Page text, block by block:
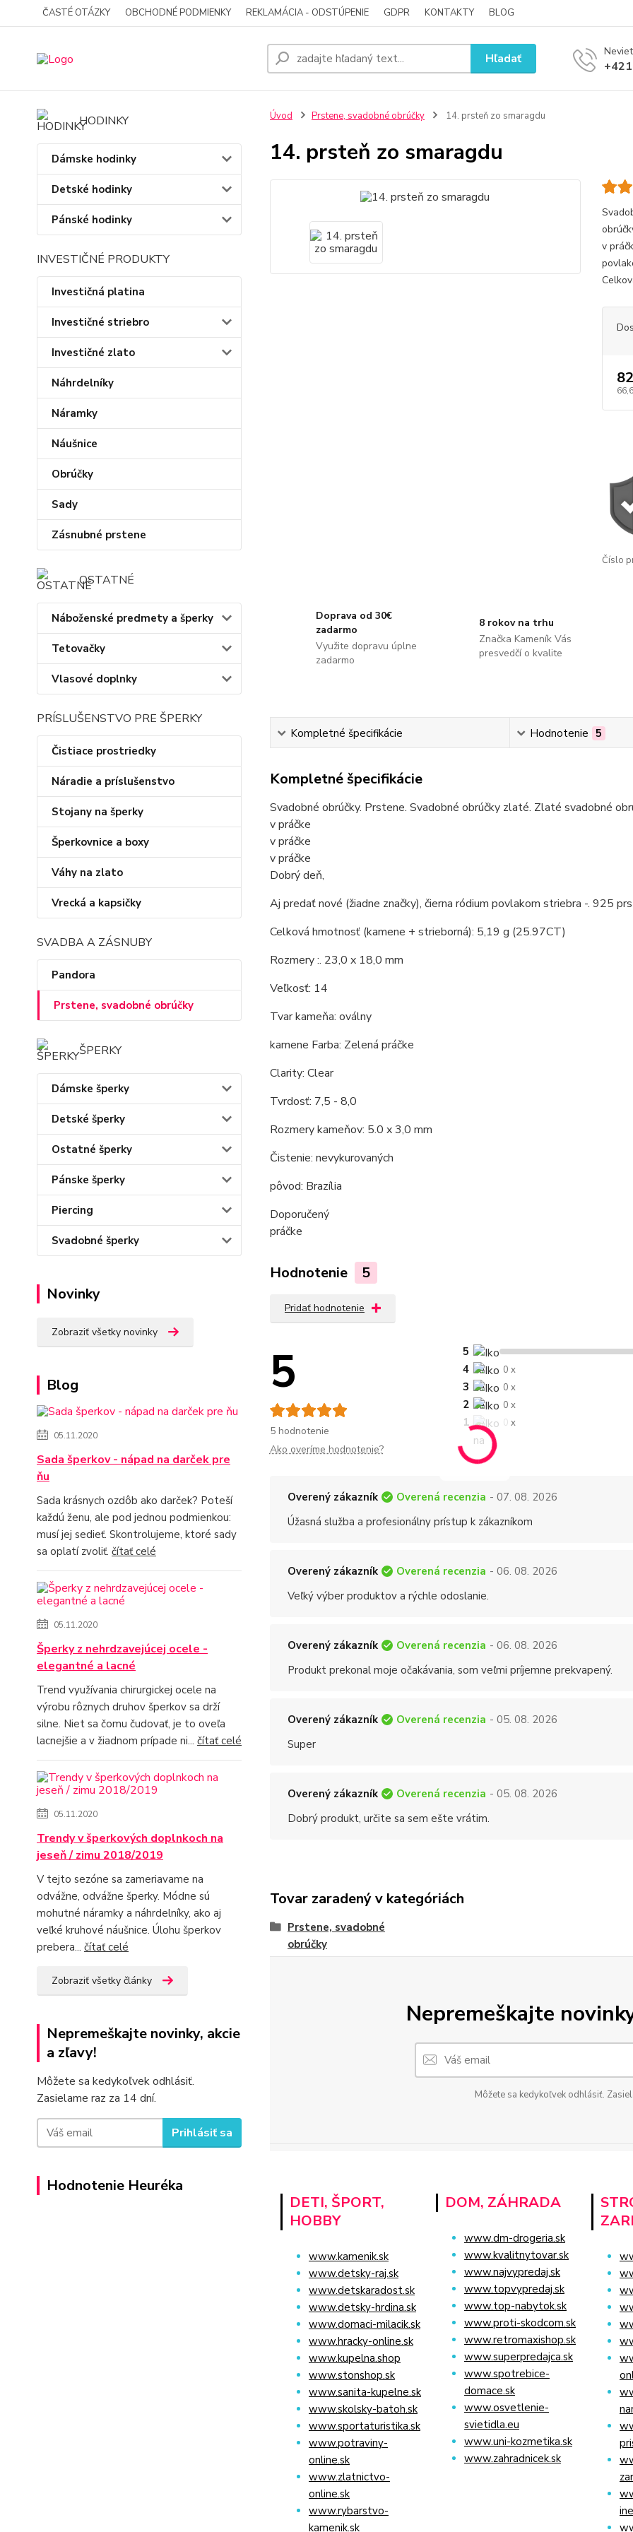
ČASTÉ OTÁZKY OBCHODNÉ PODMIENKY REKLAMÁCIA - ODSTÚPENIE GDPR KONTAKTY BLOG
Hľadať
HODINKY
Dámske hodinky
Detské hodinky
Pánské hodinky
INVESTIČNÉ PRODUKTY
Investičná platina
Investičné striebro
Investičné zlato
Náhrdelníky
Náramky
Náušnice
Obrúčky
Sady
Zásnubné prstene
OSTATNÉ
Náboženské predmety a šperky
Tetovačky
Vlasové doplnky
PRÍSLUŠENSTVO PRE ŠPERKY
Čistiace prostriedky
Náradie a príslušenstvo
Stojany na šperky
Šperkovnice a boxy
Váhy na zlato
Vrecká a kapsičky
SVADBA A ZÁSNUBY
Pandora
Prstene, svadobné obrúčky
ŠPERKY
Dámske šperky
Detské šperky
Ostatné šperky
Pánske šperky
Piercing
Svadobné šperky
Novinky
Zobraziť všetky novinky
Blog
05.11.2020
Sada šperkov - nápad na darček pre
ňu
Sada krásnych ozdôb ako darček? Poteší
každú ženu, ale pod jednou podmienkou:
musí jej sedieť. Skontrolujeme, ktoré sady
sa oplatí zvoliť. čítať celé
05.11.2020
Šperky z nehrdzavejúcej ocele -
elegantné a lacné
Trend využívania chirurgickej ocele na
výrobu rôznych druhov šperkov sa drží
silne. Niet sa čomu čudovať, je to oveľa
lacnejšie a v žiadnom prípade ni... čítať celé
05.11.2020
Trendy v šperkových doplnkoch na
jeseň / zimu 2018/2019
V tejto sezóne sa zameriavame na
odvážne, odvážne šperky. Módne sú
mohutné náramky a náhrdelníky, ako aj
veľké kruhové náušnice. Úlohu šperkov
prebera... čítať celé
Zobraziť všetky články
Nepremeškajte novinky, akcie
a zľavy!
Môžete sa kedykoľvek odhlásiť.
Zasielame raz za 14 dní.
Prihlásiť sa
Hodnotenie Heuréka
Úvod Prstene, svadobné obrúčky 14. prsteň zo smaragdu
14. prsteň zo smaragdu
v
Číslo
Doprava od 30€
zadarmo
Využite dopravu úplne
zadarmo
8 rokov na trhu
Značka Kameník Vás
presvedčí o kvalite
Kompletné špecifikácie Hodnotenie 5
Kompletné špecifikácie
Svadobné obrúčky. Prstene. Svadobné obrúčky zlaté. Zlaté svadobné
v práčke
v práčke
v práčke
Dobrý deň,
Aj predať nové (žiadne značky), čierna ródium povlakom striebra -. 925
Celková hmotnosť (kamene + strieborná): 5,19 g (25.97CT)
Rozmery :. 23,0 x 18,0 mm
Veľkosť: 14
Tvar kameňa: oválny
kamene Farba: Zelená práčke
Clarity: Clear
Tvrdosť: 7,5 - 8,0
Rozmery kameňov: 5.0 x 3,0 mm
Čistenie: nevykurovaných
pôvod: Brazília
Doporučený
práčke
Hodnotenie 5
Pridať hodnotenie
5
5 hodnotenie
5
4
0 x
3 0 x
2 0 x
1 0 x
Ako overíme hodnotenie?
Overený zákazník Overená recenzia - 07. 08. 2026
Úžasná služba a profesionálny prístup k zákazníkom
Overený zákazník Overená recenzia - 06. 08. 2026
Veľký výber produktov a rýchle odoslanie.
Overený zákazník Overená recenzia - 06. 08. 2026
Produkt prekonal moje očakávania, som veľmi príjemne prekvapený.
Overený zákazník Overená recenzia - 05. 08. 2026
Super
Overený zákazník Overená recenzia - 05. 08. 2026
Dobrý produkt, určite sa sem ešte vrátim.
Tovar zaradený v kategóriách
Prstene, svadobné
obrúčky
Nepremeškajte
Môžete sa kedykoľvek odhlásiť.
DETI, ŠPORT,
HOBBY
www.kamenik.sk
www.detsky-raj.sk
www.detskaradost.sk
www.detsky-hrdina.sk
www.domaci-milacik.sk
www.hracky-online.sk
www.kupelna.shop
www.stonshop.sk
www.sanita-kupelne.sk
www.skolsky-batoh.sk
www.sportaturistika.sk
www.potraviny-
online.sk
www.zlatnictvo-
online.sk
www.rybarstvo-
kamenik.sk
DOM, ZÁHRADA
www.dm-drogeria.sk
www.kvalitnytovar.sk
www.najvypredaj.sk
www.topvypredaj.sk
www.top-nabytok.sk
www.proti-skodcom.sk
www.retromaxishop.sk
www.superpredajca.sk
www.spotrebice-
domace.sk
www.osvetlenie-
svietidla.eu
www.uni-kozmetika.sk
www.zahradnicek.sk
ine